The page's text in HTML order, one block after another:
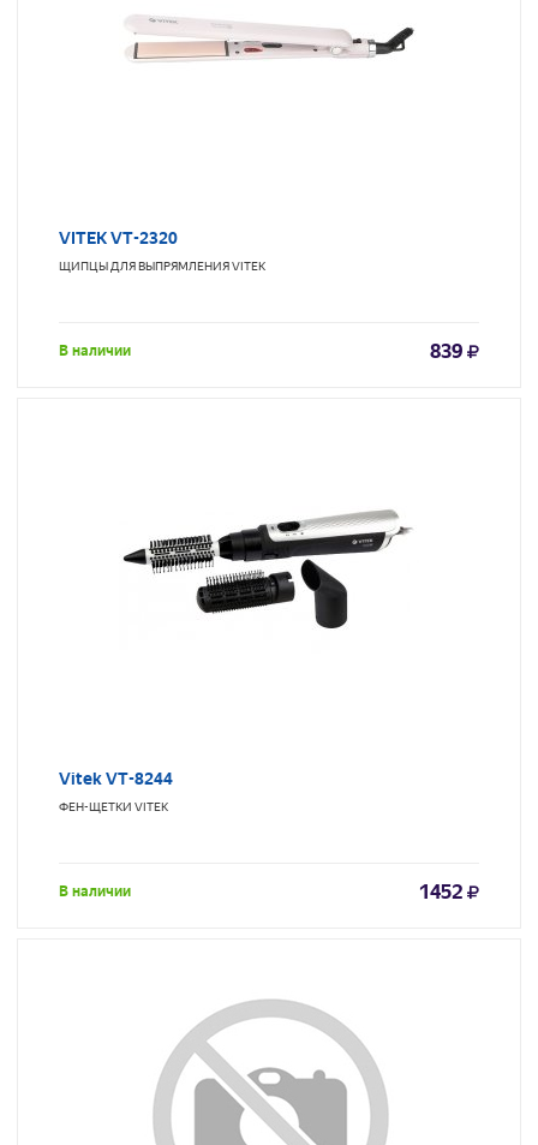
VITEK VT-2320
ЩИПЦЫ ДЛЯ ВЫПРЯМЛЕНИЯVITEK
В наличии 839
Vitek VT-8244
ФЕН-ЩЕТКИ VITEK
В наличии 1452